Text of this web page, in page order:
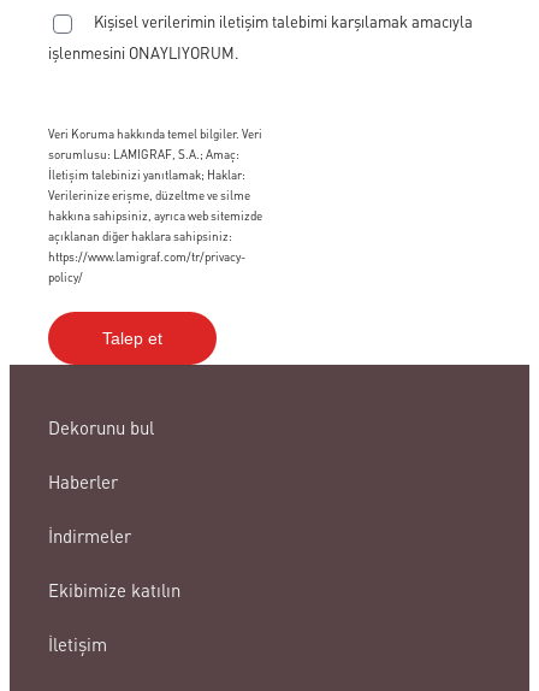
Kişisel verilerimin iletişim talebimi karşılamak amacıyla
işlenmesini ONAYLIYORUM.
Veri Koruma hakkında temel bilgiler. Veri
sorumlusu: LAMIGRAF, S.A.; Amaç:
İletişim talebinizi yanıtlamak; Haklar:
Verilerinize erişme, düzeltme ve silme
hakkına sahipsiniz, ayrıca web sitemizde
açıklanan diğer haklara sahipsiniz:
https://www.lamigraf.com/tr/privacy-
policy/
Dekorunu bul
Haberler
İndirmeler
Ekibimize katılın
İletişim